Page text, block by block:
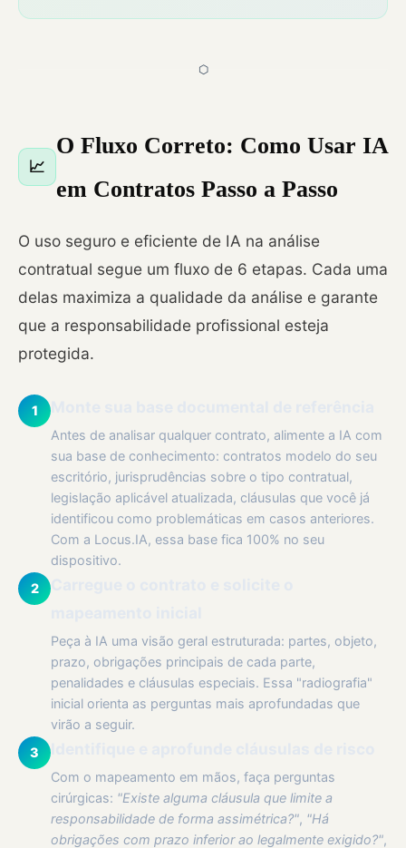
⬡
📈
O Fluxo Correto: Como Usar IA
em Contratos Passo a Passo
O uso seguro e eficiente de IA na análise
contratual segue um fluxo de 6 etapas. Cada uma
delas maximiza a qualidade da análise e garante
que a responsabilidade profissional esteja
protegida.
1
Antes de analisar qualquer contrato, alimente a IA com
sua base de conhecimento: contratos modelo do seu
escritório, jurisprudências sobre o tipo contratual,
legislação aplicável atualizada, cláusulas que você já
identificou como problemáticas em casos anteriores.
Com a Locus.IA, essa base fica 100% no seu
dispositivo.
2
Peça à IA uma visão geral estruturada: partes, objeto,
prazo, obrigações principais de cada parte,
penalidades e cláusulas especiais. Essa "radiografia"
inicial orienta as perguntas mais aprofundadas que
virão a seguir.
3
Com o mapeamento em mãos, faça perguntas
cirúrgicas: "Existe alguma cláusula que limite a
responsabilidade de forma assimétrica?", "Há
obrigações com prazo inferior ao legalmente exigido?",